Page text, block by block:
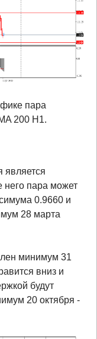
пара
200 H1.
является
него пара может
0.9660 и
28 марта
минимум 31
вниз и
будут
20 октября -